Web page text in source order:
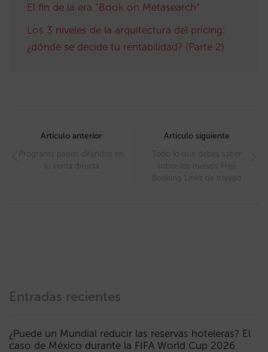
El fin de la era “Book on Metasearch”
Los 3 niveles de la arquitectura del pricing:
¿dónde se decide tu rentabilidad? (Parte 2)
navigation
Artículo anterior
Programa pagos diferidos en
tu venta directa
Artículo siguiente
Todo lo que debes saber
sobre los nuevos Free
Booking Links de trivago
Entradas recientes
¿Puede un Mundial reducir las reservas hoteleras? El
caso de México durante la FIFA World Cup 2026